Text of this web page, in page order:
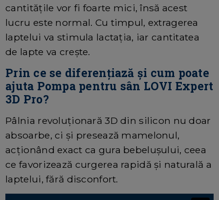
cantitățile vor fi foarte mici, însă acest
lucru este normal. Cu timpul, extragerea
laptelui va stimula lactația, iar cantitatea
de lapte va crește.
Prin ce se diferențiază și cum poate
ajuta Pompa pentru sân LOVI Expert
3D Pro?
Pâlnia revoluționară 3D din silicon nu doar
absoarbe, ci și presează mamelonul,
acționând exact ca gura bebelușului, ceea
ce favorizează curgerea rapidă și naturală a
laptelui, fără disconfort.